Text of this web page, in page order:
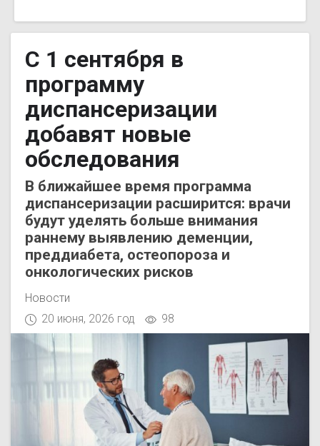
С 1 сентября в
программу
диспансеризации
добавят новые
обследования
В ближайшее время программа
диспансеризации расширится: врачи
будут уделять больше внимания
раннему выявлению деменции,
преддиабета, остеопороза и
онкологических рисков
Новости
20 июня, 2026 год
98